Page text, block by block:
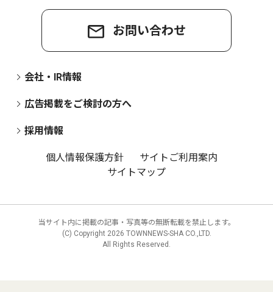
お問い合わせ
会社・IR情報
広告掲載をご検討の方へ
採用情報
個人情報保護方針
サイトご利用案内
サイトマップ
当サイト内に掲載の記事・写真等の無断転載を禁止します。
(C) Copyright 2026 TOWNNEWS-SHA CO.,LTD.
All Rights Reserved.